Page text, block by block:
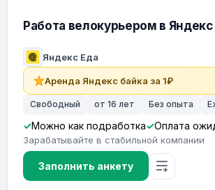
Работа велокурьером в Яндекс
Яндекс Еда
Аренда Яндекс байка за 1₽
Свободный от 16 лет Без опыта
Можно как подработка Оплата
Зарабатывайте в стабильной компании
Заполнить анкету